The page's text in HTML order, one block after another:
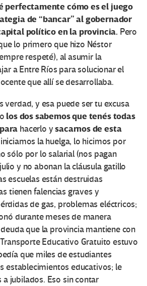
perfectamente cómo es el juego
de “bancar” al gobernador
político en la provincia. Pero
lo primero que hizo Néstor
respeté), al asumir la
a Entre Ríos para solucionar el
que allí se desarrollaba.
verdad, y esa puede ser tu excusa
los dos sabemos que tenés todas
hacerlo ysacarnos de esta
la huelga, lo hicimos por
sólo por lo salarial (nos pagan
y no abonan la cláusula gatillo
escuelas están destruidas
tienen falencias graves y
de gas, problemas eléctricos;
durante meses de manera
que la provincia mantiene con
Educativo Gratuito estuvo
que miles de estudiantes
establecimientos educativos; le
jubilados. Eso sin contar